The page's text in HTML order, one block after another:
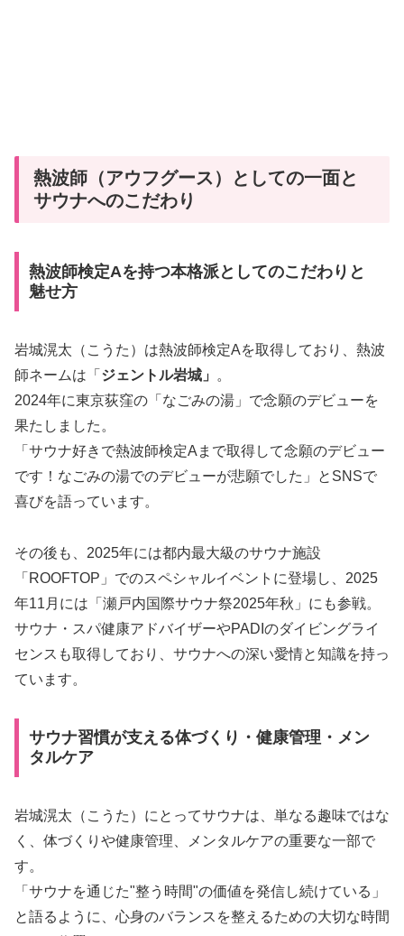
熱波師（アウフグース）としての一面と
サウナへのこだわり
熱波師検定Aを持つ本格派としてのこだわりと
魅せ方
岩城滉太（こうた）は熱波師検定Aを取得しており、熱波
師ネームは「 ジェントル岩城」
。
2024年に東京荻窪の「なごみの湯」で念願のデビューを
果たしました。
「サウナ好きで熱波師検定Aまで取得して念願のデビュー
です！なごみの湯でのデビューが悲願でした」とSNSで
喜びを語っています。
その後も、2025年には都内最大級のサウナ施設
「ROOFTOP」でのスペシャルイベントに登場し、2025
年11月には「瀬戸内国際サウナ祭2025年秋」にも参戦。
サウナ・スパ健康アドバイザーやPADIのダイビングライ
センスも取得しており、サウナへの深い愛情と知識を持っ
ています。
サウナ習慣が支える体づくり・健康管理・メン
タルケア
岩城滉太（こうた）にとってサウナは、単なる趣味ではな
く、体づくりや健康管理、メンタルケアの重要な一部で
す。
「サウナを通じた"整う時間"の価値を発信し続けている」
と語るように、心身のバランスを整えるための大切な時間